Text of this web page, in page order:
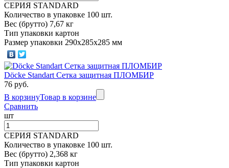
СЕРИЯ STANDARD
Количество в упаковке 100 шт.
Вес (брутто) 7,67 кг
Тип упаковки картон
Размер упаковки 290х285х285 мм
Döcke Standart Сетка защитная ПЛОМБИР
76 руб.
В корзинуТовар в корзине
Сравнить
шт
СЕРИЯ STANDARD
Количество в упаковке 100 шт.
Вес (брутто) 2,368 кг
Тип упаковки картон